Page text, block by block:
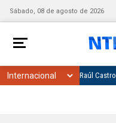
Sábado, 08 de agosto de 2026
Raúl Castro